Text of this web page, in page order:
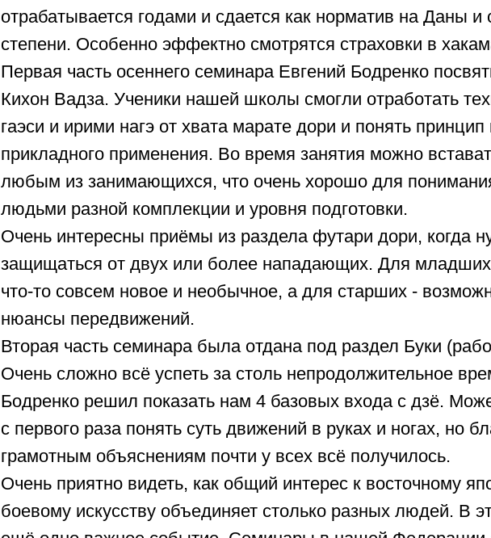
отрабатывается годами и сдается как норматив на Даны
степени. Особенно эффектно смотрятся страховки в
Первая часть осеннего семинара Евгений Бодренко
Кихон Вадза. Ученики нашей школы смогли отработать
гаэси и ирими нагэ от хвата марате дори и понять принцип
прикладного применения. Во время занятия можно
любым из занимающихся, что очень хорошо для
людьми разной комплекции и уровня подготовки.
Очень интересны приёмы из раздела футари дори, когда
защищаться от двух или более нападающих. Для младших
что-то совсем новое и необычное, а для старших -
нюансы передвижений.
Вторая часть семинара была отдана под раздел Буки
Очень сложно всё успеть за столь непродолжительное
Бодренко решил показать нам 4 базовых входа с дзё.
с первого раза понять суть движений в руках и ногах, но
грамотным объяснениям почти у всех всё получилось.
Очень приятно видеть, как общий интерес к восточному
боевому искусству объединяет столько разных людей. В